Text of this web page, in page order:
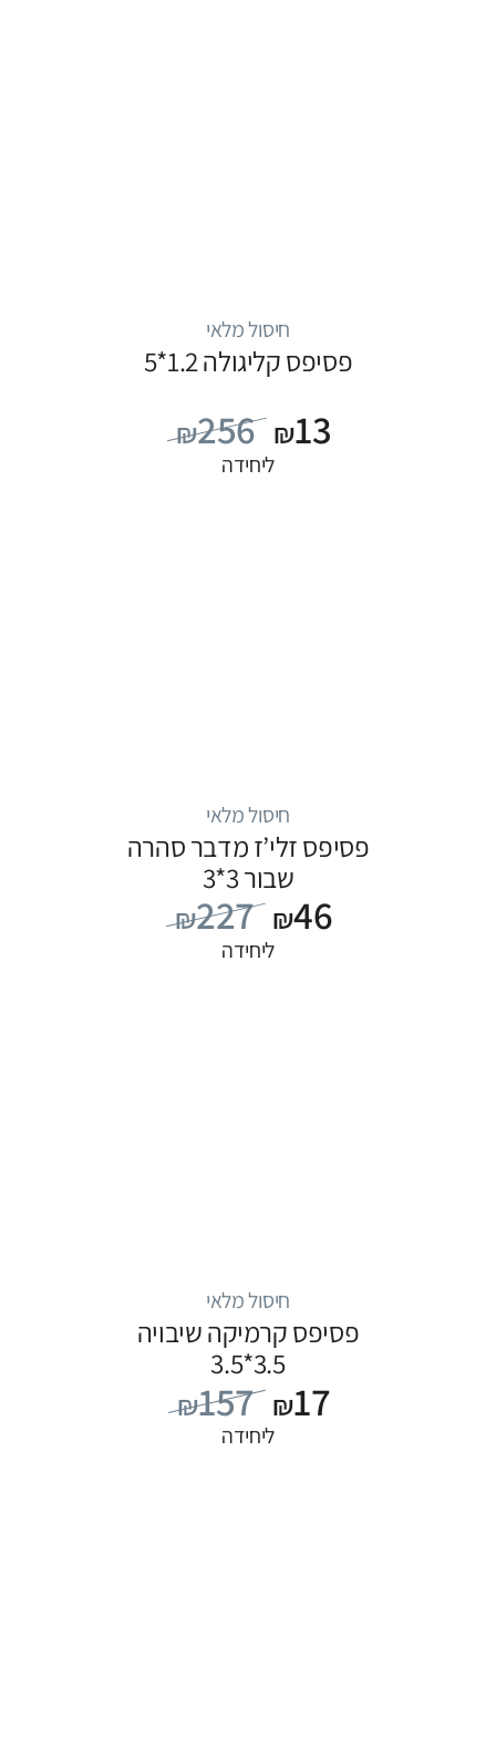
חיסול מלאי
פסיפס קליגולה 1.2*5
₪256 ₪13
ליחידה
חיסול מלאי
פסיפס זלי’ז מדבר סהרה
שבור 3*3
₪227 ₪46
ליחידה
חיסול מלאי
פסיפס קרמיקה שיבויה
3.5*3.5
₪157 ₪17
ליחידה